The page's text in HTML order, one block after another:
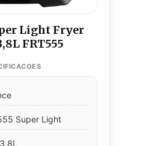
Light Fryer
FRT555
Super Light
3,8L